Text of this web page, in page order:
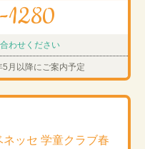
わせください
5月以降にご案内予定
ネッセ 学童クラブ春